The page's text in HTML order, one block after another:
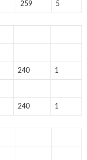
259 5
240 1
240 1